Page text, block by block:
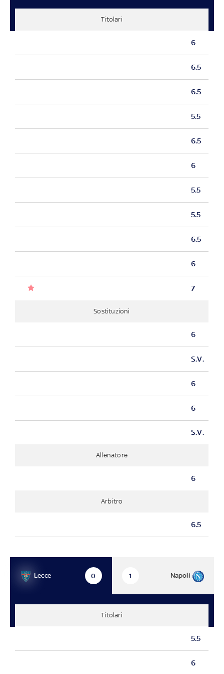
Titolari
6
6.5
6.5
5.5
6.5
6
5.5
5.5
6.5
6
7
Sostituzioni
6
S.V.
6
6
S.V.
Allenatore
6
Arbitro
6.5
Lecce 0 Napoli
1
Titolari
5.5
6